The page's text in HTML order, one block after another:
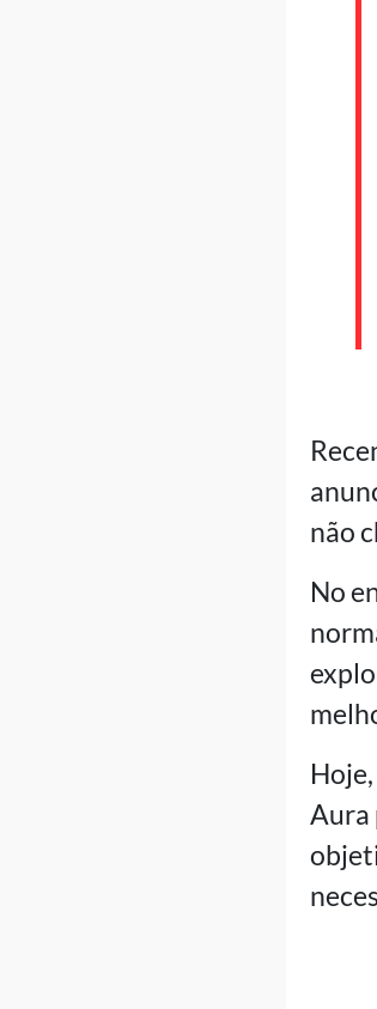
não
No
Aura